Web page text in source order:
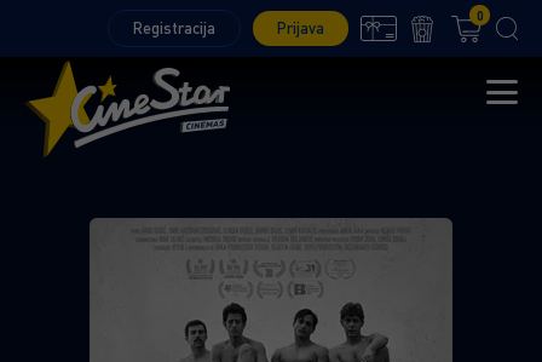
Registracija Prijava
0